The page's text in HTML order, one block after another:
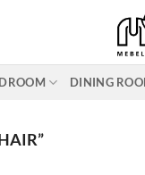
DINING